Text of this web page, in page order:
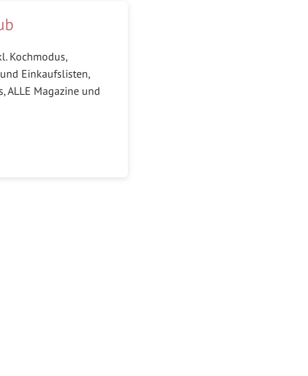
Kochmodus,
Einkaufslisten,
ALLE Magazine und